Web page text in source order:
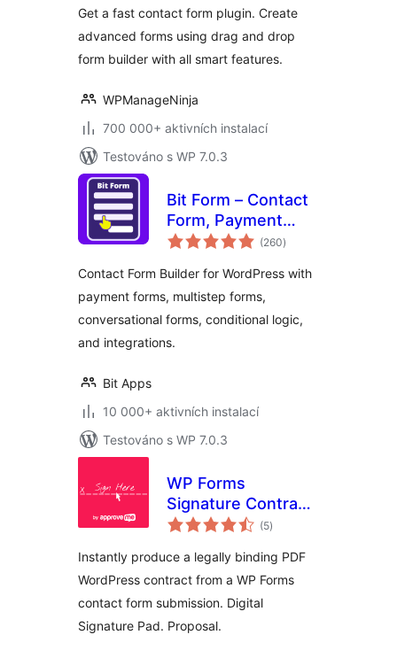
Conversational
Form Builder
Get a fast contact form plugin. Create
advanced forms using drag and drop
form builder with all smart features.
WPManageNinja
700 000+ aktivních instalací
Testováno s WP 7.0.3
Bit Form – Contact
Form, Payment
Forms, Multi Step
Custom Form
Builder
(260celkové
hodnocení
)
Contact Form Builder for WordPress with
payment forms, multistep forms,
conversational forms, conditional logic,
and integrations.
Bit Apps
10 000+ aktivních instalací
Testováno s WP 7.0.3
WP Forms
Signature Contract
Add-On
(5celkové
hodnocení
)
Instantly produce a legally binding PDF
WordPress contract from a WP Forms
contact form submission. Digital
Signature Pad. Proposal.